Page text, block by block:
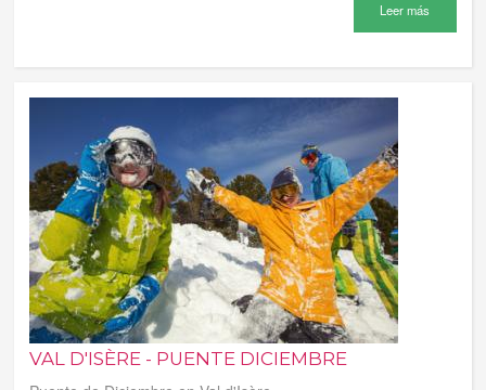
Leer más
VAL D'ISÈRE - PUENTE DICIEMBRE